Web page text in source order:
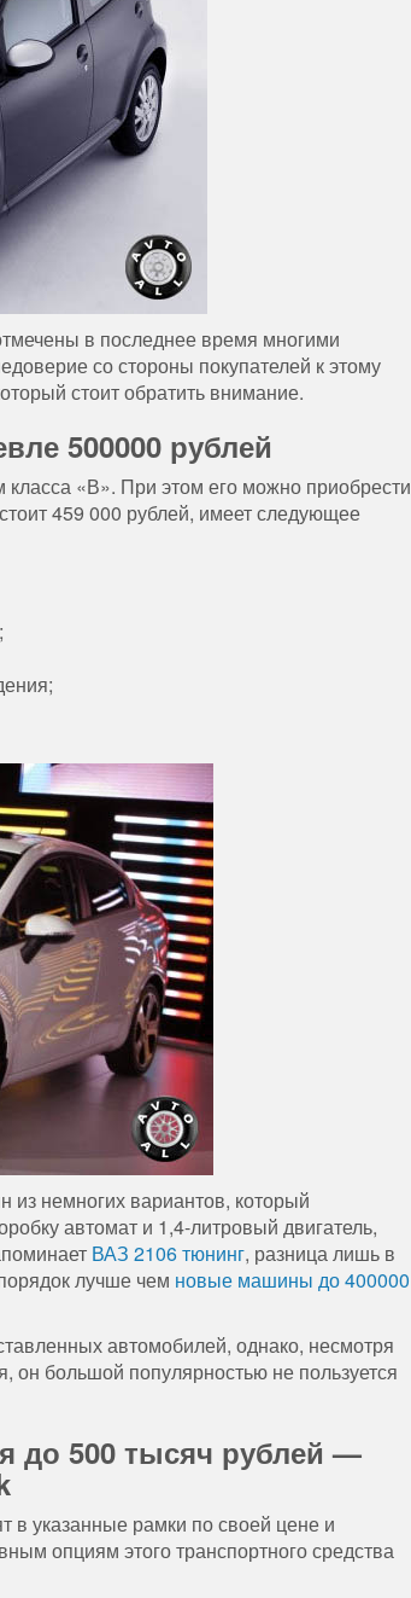
в последнее время многими
со стороны покупателей к этому
стоит обратить внимание.
500000 рублей
«В». При этом его можно приобрести
459 000 рублей, имеет следующее
из немногих вариантов, который
автомат и 1,4-литровый двигатель,
ВАЗ 2106 тюнинг, разница лишь в
лучше чем новые машины до 400000
автомобилей, однако, несмотря
большой популярностью не пользуется
до 500 тысяч рублей —
в указанные рамки по своей цене и
опциям этого транспортного средства